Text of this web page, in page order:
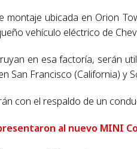
montaje ubicada en Orion
vehículo eléctrico de
en esa factoría, serán
San Francisco (California) y
con el respaldo de un
al nuevo MINI